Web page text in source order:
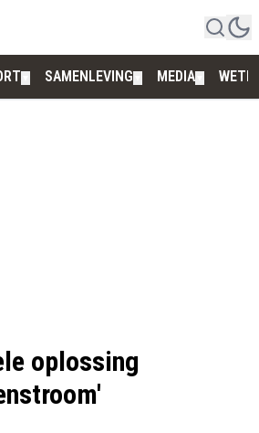
SAMENLEVING MEDIA
oplossing